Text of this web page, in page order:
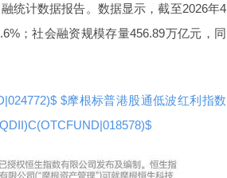
统计数据报告。数据显示，截至2026年4
；社会融资规模存量456.89万亿元，同
$摩根标普港股通低波红利指数